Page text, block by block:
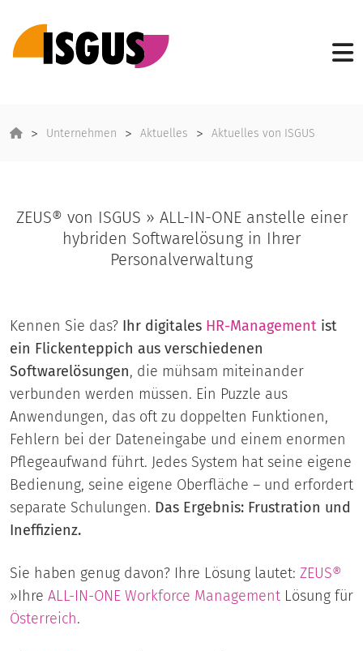
Unternehmen Aktuelles Aktuelles von ISGUS
ZEUS® von ISGUS » ALL-IN-ONE anstelle einer
hybriden Softwarelösung in Ihrer
Personalverwaltung
Kennen Sie das? Ihr digitales HR-Management ist
ein Flickenteppich aus verschiedenen
Softwarelösungen, die mühsam miteinander
verbunden werden müssen. Ein Puzzle aus
Anwendungen, das oft zu doppelten Funktionen,
Fehlern bei der Dateneingabe und einem enormen
Pflegeaufwand führt. Jedes System hat seine eigene
Bedienung, seine eigene Oberfläche – und erfordert
separate Schulungen. Das Ergebnis: Frustration und
Ineffizienz.
Sie haben genug davon? Ihre Lösung lautet: ZEUS®
»Ihre ALL-IN-ONE Workforce Management Lösung für
Österreich.